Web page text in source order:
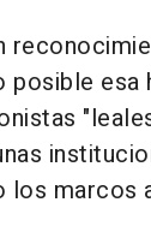
posible esa
los marcos